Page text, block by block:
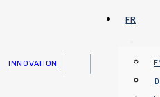
Passer au contenu principal
INNOVATION
FR